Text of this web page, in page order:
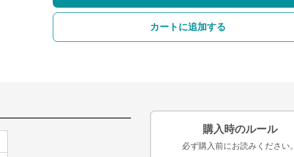
カートに追加する
購入時のルール
必ず購入前にお読みください。